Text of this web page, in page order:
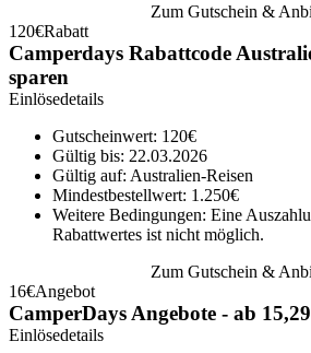
Zum Gutschein &
120€Rabatt
Camperdays Rabattcode
sparen
Zum Gutschein &
Einlösedetails
Gutscheinwert: 120€
Gültig bis: 22.03.2026
Gültig auf: Australien-Reisen
Mindestbestellwert: 1.250€
Weitere Bedingungen: Eine
Rabattwertes ist nicht möglich.
16€Angebot
CamperDays Angebote - ab
Einlösedetails